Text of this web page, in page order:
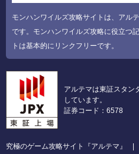
モンハンワイルズ攻略サイトは、アル
です。モンハンワイルズ攻略に役立つ
トは基本的にリンクフリーです。
アルテマは東証スタン
しています。
証券コード：6578
究極のゲーム攻略サイト『アルテマ』